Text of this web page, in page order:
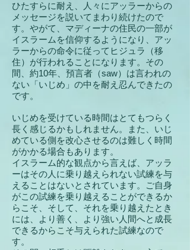
ひたすらに耐え、人々にアッラーからの
メッセージを説いてまわり続けたので
す。やがて、マディーナの住民の一部が
イスラームを信仰するようになり、アッ
ラーからの命令に従ってヒジュラ（移
住）が行われることになります。その
間、約10年、預言者（saw）は言われの
ない「いじめ」の中を耐え忍んできたの
です。
いじめを受けている時間はとてもつらく
長く感じるかもしれません。また、いじ
めている側を改心させるのは難しく時間
がかかる場合もあります。
イスラーム的な観点から言えば、アッラ
ーはその人に乗り越えられない試練を与
えることはないとされています。ご自身
がこの試練を乗り越えることができるか
らこそ、そして、それを乗り越えたとき
には、より善く、
より強い人間へと成長
できるからこそ与えられた試練なので
す。